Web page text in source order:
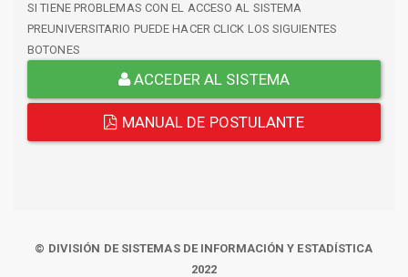
SI TIENE PROBLEMAS CON EL ACCESO AL SISTEMA
PREUNIVERSITARIO PUEDE HACER CLICK LOS SIGUIENTES
BOTONES
ACCEDER AL SISTEMA
MANUAL DE POSTULANTE
© DIVISIÓN DE SISTEMAS DE INFORMACIÓN Y ESTADÍSTICA
2022